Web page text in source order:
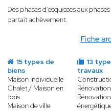
Fiche
Des phases d’esquisses aux
partait achèvement.
15 types de
biens
Maison individuelle
Chalet / Maison en
bois
Maison de ville
13
travaux
Rénovation
Rénovation